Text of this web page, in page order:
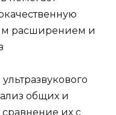
расширением и
общих и
сравнение их с